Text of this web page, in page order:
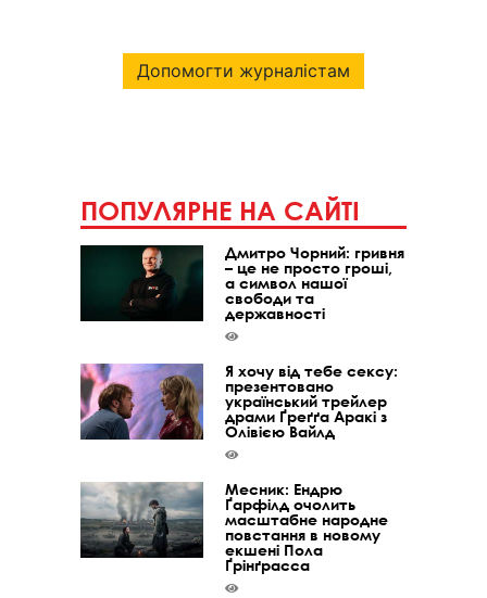
Допомогти журналістам
ПОПУЛЯРНЕ НА САЙТІ
Дмитро Чорний: гривня
– це не просто гроші,
а символ нашої
свободи та
державності
Я хочу від тебе сексу:
презентовано
український трейлер
драми Ґреґґа Аракі з
Олівією Вайлд
Месник: Ендрю
Ґарфілд очолить
масштабне народне
повстання в новому
екшені Пола
Ґрінґрасса